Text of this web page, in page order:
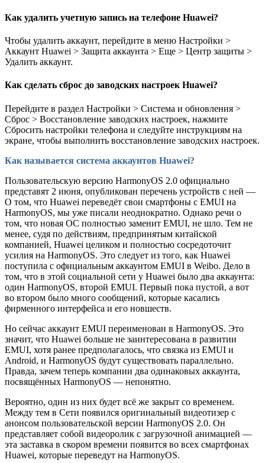
Как удалить учетную запись на телефоне Huawei?
Чтобы удалить аккаунт, перейдите в меню Настройки >
Аккаунт Huawei > Защита аккаунта > Еще > Центр защиты >
Удалить аккаунт.
Как сделать сброс до заводских настроек Huawei?
Перейдите в раздел Настройки > Система и обновления >
Сброс > Восстановление заводских настроек, нажмите
Сбросить настройки телефона и следуйте инструкциям на
экране, чтобы выполнить восстановление заводских настроек.
Как называется система аккаунтов Huawei?
Пользовательскую версию HarmonyOS 2.0 официально
представят 2 июня, опубликован перечень устройств с ней —
О том, что Huawei переведёт свои смартфоны с EMUI на
HarmonyOS, мы уже писали неоднократно. Однако речи о
том, что новая ОС полностью заменит EMUI, не шло. Тем не
менее, судя по действиям, предпринятым китайской
компанией, Huawei целиком и полностью сосредоточит
усилия на HarmonyOS. Это следует из того, как Huawei
поступила с официальным аккаунтом EMUI в Weibo. Дело в
том, что в этой социальной сети у Huawei было два аккаунта:
один HarmonyOS, второй EMUI. Первый пока пустой, а вот
во втором было много сообщений, которые касались
фирменного интерфейса и его новшеств.
Но сейчас аккаунт EMUI переименован в HarmonyOS. Это
значит, что Huawei больше не заинтересована в развитии
EMUI, хотя ранее предполагалось, что связка из EMUI и
Android, и HarmonyOS будут существовать параллельно.
Правда, зачем теперь компании два одинаковых аккаунта,
посвящённых HarmonyOS — непонятно.
Вероятно, один из них будет всё же закрыт со временем.
Между тем в Сети появился оригинальный видеотизер с
анонсом пользовательской версии HarmonyOS 2.0. Он
представляет собой видеоролик с загрузочной анимацией —
эта заставка в скором времени появится во всех смартфонах
Huawei, которые переведут на HarmonyOS.